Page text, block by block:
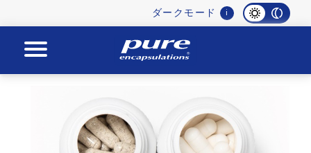
navigation
ダークモード i
Pure